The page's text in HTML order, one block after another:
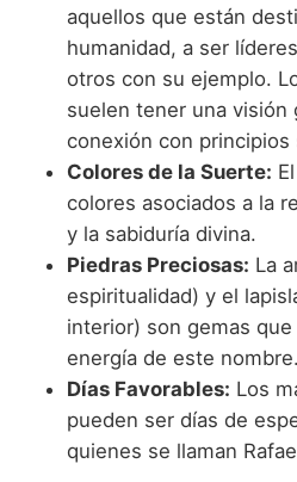
aquellos que están
humanidad, a ser
otros con su ejemplo.
suelen tener una visión
conexión con principios
Colores de la Suerte:
colores asociados a la
y la sabiduría divina.
Piedras Preciosas: La
espiritualidad) y el
interior) son gemas
energía de este nombre.
Días Favorables: Los
pueden ser días de
quienes se llaman